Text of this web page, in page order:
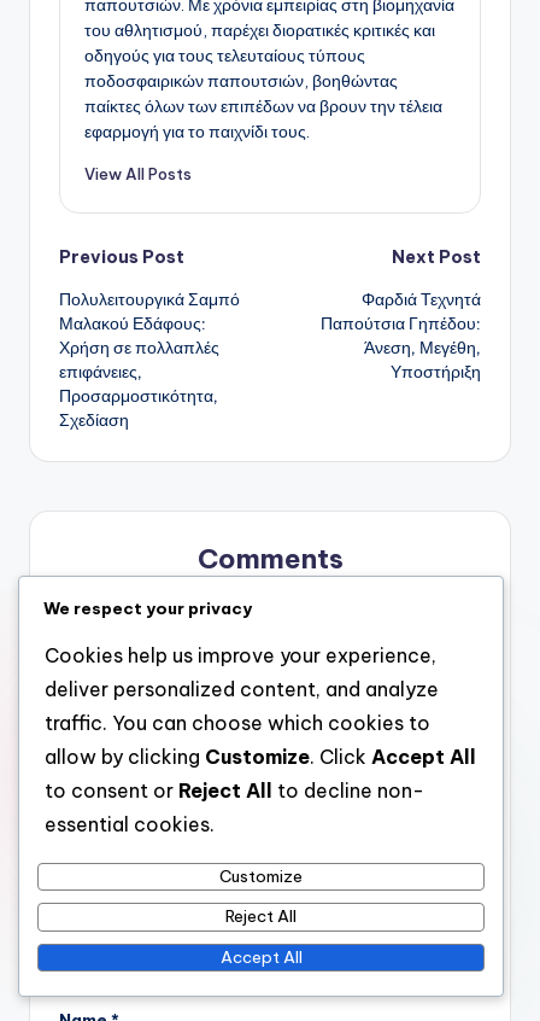
παπουτσιών. Με χρόνια εμπειρίας στη βιομηχανία
του αθλητισμού, παρέχει διορατικές κριτικές και
οδηγούς για τους τελευταίους τύπους
ποδοσφαιρικών παπουτσιών, βοηθώντας
παίκτες όλων των επιπέδων να βρουν την τέλεια
εφαρμογή για το παιχνίδι τους.
View All Posts
Post
navigation
Previous Post
Πολυλειτουργικά Σαμπό
Μαλακού Εδάφους:
Χρήση σε πολλαπλές
επιφάνειες,
Προσαρμοστικότητα,
Σχεδίαση
Next Post
Φαρδιά Τεχνητά
Παπούτσια Γηπέδου:
Άνεση, Μεγέθη,
Υποστήριξη
Comments
Leave a Reply
Your email address will not be published.
Required fields
are marked*
We respect your privacy
Cookies help us improve your experience,
deliver personalized content, and analyze
traffic. You can choose which cookies to
allow by clicking Customize. Click Accept All
to consent or Reject All
to decline non-
essential cookies.
Customize
Reject All
Accept All